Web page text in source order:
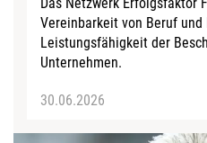
Vereinbarkeit von Beruf
Leistungsfähigkeit der
Unternehmen.
30.06.2026